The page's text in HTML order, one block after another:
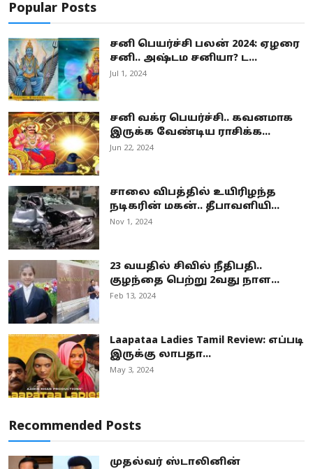
Popular Posts
சனி பெயர்ச்சி பலன் 2024: ஏழரை
சனி.. அஷ்டம சனியா? ட...
Jul 1, 2024
சனி வக்ர பெயர்ச்சி.. கவனமாக
இருக்க வேண்டிய ராசிக்க...
Jun 22, 2024
சாலை விபத்தில் உயிரிழந்த
நடிகரின் மகன்.. தீபாவளியி...
Nov 1, 2024
23 வயதில் சிவில் நீதிபதி..
குழந்தை பெற்று 2வது நாள...
Feb 13, 2024
Laapataa Ladies Tamil Review: எப்படி
இருக்கு லாபதா...
May 3, 2024
Recommended Posts
முதல்வர் ஸ்டாலினின்